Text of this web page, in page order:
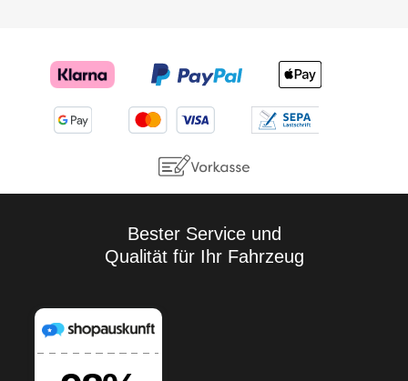
Bester Service und
Qualität für Ihr Fahrzeug